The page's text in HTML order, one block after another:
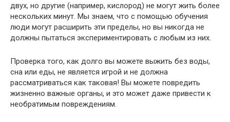
двух, но другие (например, кислород) не могут жить более
нескольких минут. Мы знаем, что с помощью обучения
люди могут расширить эти пределы, но вы никогда не
должны пытаться экспериментировать с любым из них.
Проверка того, как долго вы можете выжить без воды,
сна или еды, не является игрой и не должна
рассматриваться как таковая! Вы можете повредить
жизненно важные органы, и это может даже привести к
необратимым повреждениям.